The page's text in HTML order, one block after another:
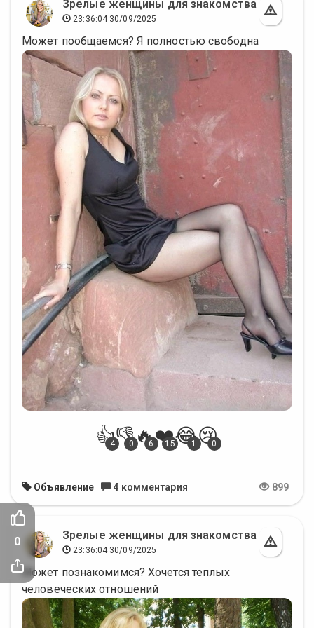
Зрелые женщины для знакомства
23:36:04 30/09/2025
Может пообщаемся? Я полностью свободна
👍
4👎
0🔥
6❤️
15😂
1 😢
0
Объявление 4 комментария 899
Зрелые женщины для знакомства
23:36:04 30/09/2025
Может познакомимся? Хочется теплых
человеческих отношений
0